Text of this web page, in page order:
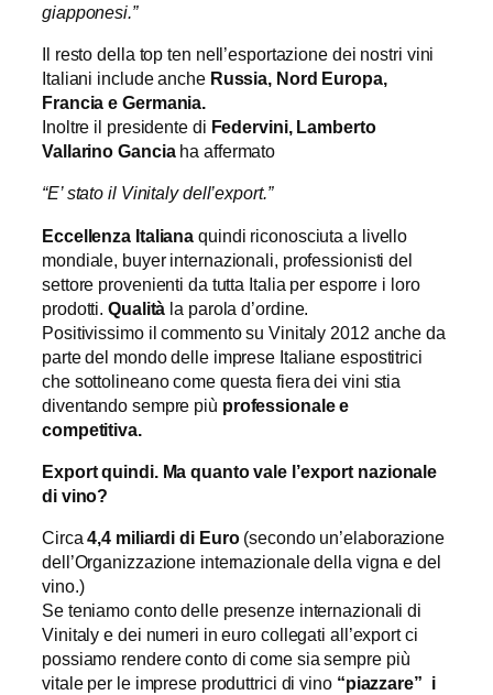
giapponesi.”
Il resto della top ten nell’esportazione dei nostri vini
Italiani include anche Russia, Nord Europa,
Francia e Germania.
Inoltre il presidente di Federvini, Lamberto
Vallarino Ganciaha affermato
“E’ stato il Vinitaly dell’export.”
Eccellenza Italiana quindi riconosciuta a livello
mondiale, buyer internazionali, professionisti del
settore provenienti da tutta Italia per esporre i loro
prodotti.Qualità la parola d’ordine.
Positivissimo il commento su Vinitaly 2012 anche da
parte del mondo delle imprese Italiane espostitrici
che sottolineano come questa fiera dei vini stia
diventando sempre più professionale e
competitiva.
Export quindi. Ma quanto vale l’export nazionale
di vino?
Circa4,4 miliardi di Euro(secondo un’elaborazione
dell’Organizzazione internazionale della vigna e del
vino.)
Se teniamo conto delle presenze internazionali di
Vinitaly e dei numeri in euro collegati all’export ci
possiamo rendere conto di come sia sempre più
vitale per le imprese produttrici di vino “piazzare” i